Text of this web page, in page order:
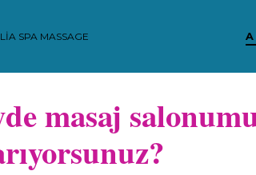
SPA MASSAGE
masaj